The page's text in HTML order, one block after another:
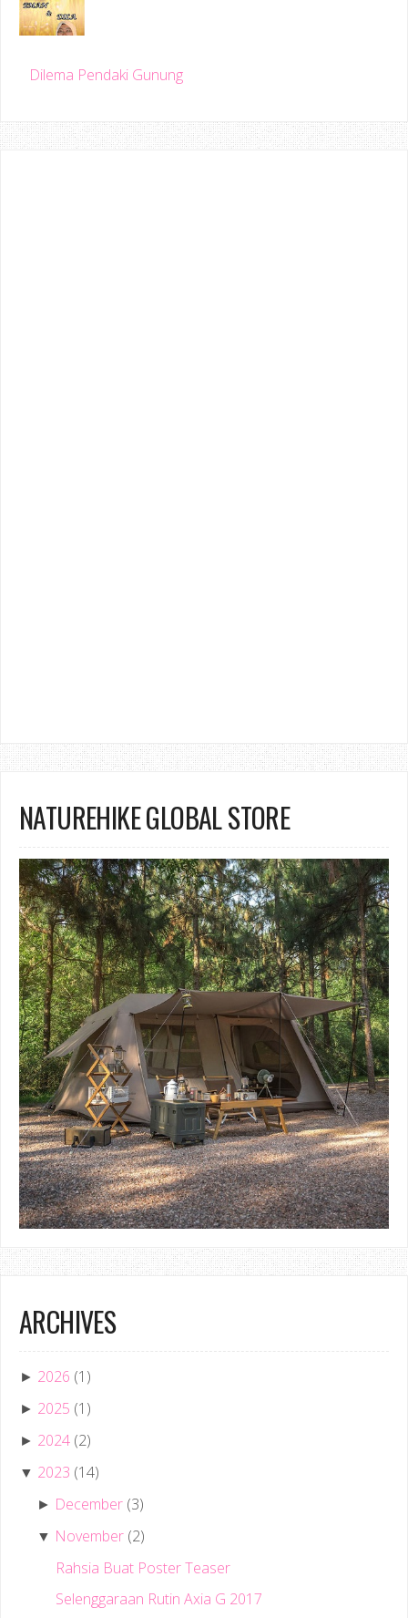
Dilema Pendaki Gunung
NATUREHIKE GLOBAL STORE
ARCHIVES
► 2026 (1)
► 2025 (1)
► 2024 (2)
▼ 2023 (14)
► December (3)
▼ November (2)
Rahsia Buat Poster Teaser
Selenggaraan Rutin Axia G 2017